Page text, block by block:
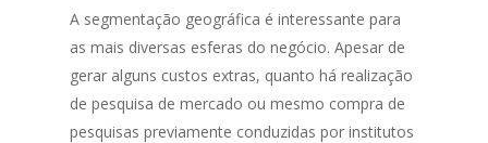
A segmentação geográfica é interessante para
as mais diversas esferas do negócio. Apesar de
gerar alguns custos extras, quanto há realização
de pesquisa de mercado ou mesmo compra de
pesquisas previamente conduzidas por institutos